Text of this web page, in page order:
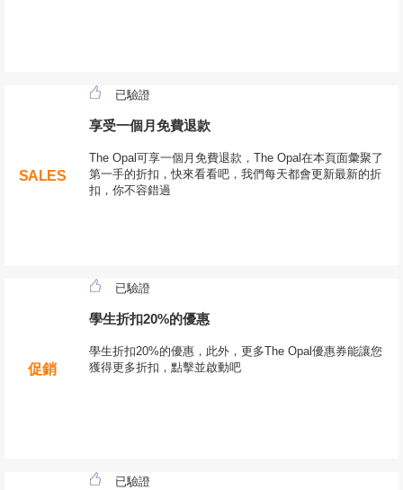
SALES
已驗證
享受一個月免費退款
The Opal可享一個月免費退款，The Opal在本頁面彙聚了
第一手的折扣，快來看看吧，我們每天都會更新最新的折
扣，你不容錯過
促銷
已驗證
學生折扣20%的優惠
學生折扣20%的優惠，此外，更多The Opal優惠券能讓您
獲得更多折扣，點擊並啟動吧
已驗證